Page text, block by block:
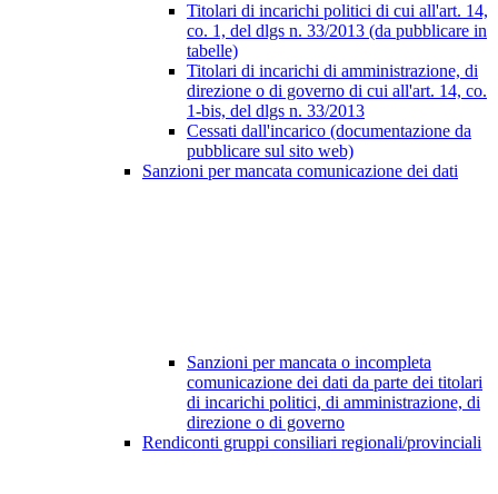
Titolari di incarichi politici di cui all'art. 14,
co. 1, del dlgs n. 33/2013 (da pubblicare in
tabelle)
Titolari di incarichi di amministrazione, di
direzione o di governo di cui all'art. 14, co.
1-bis, del dlgs n. 33/2013
Cessati dall'incarico (documentazione da
pubblicare sul sito web)
Sanzioni per mancata comunicazione dei dati
Sanzioni per mancata o incompleta
comunicazione dei dati da parte dei titolari
di incarichi politici, di amministrazione, di
direzione o di governo
Rendiconti gruppi consiliari regionali/provinciali